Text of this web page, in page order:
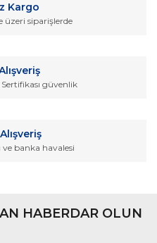
pahalı.
Kargo
üzeri siparişlerde
güvenlik
ve banka havalesi
HABERDAR OLUN